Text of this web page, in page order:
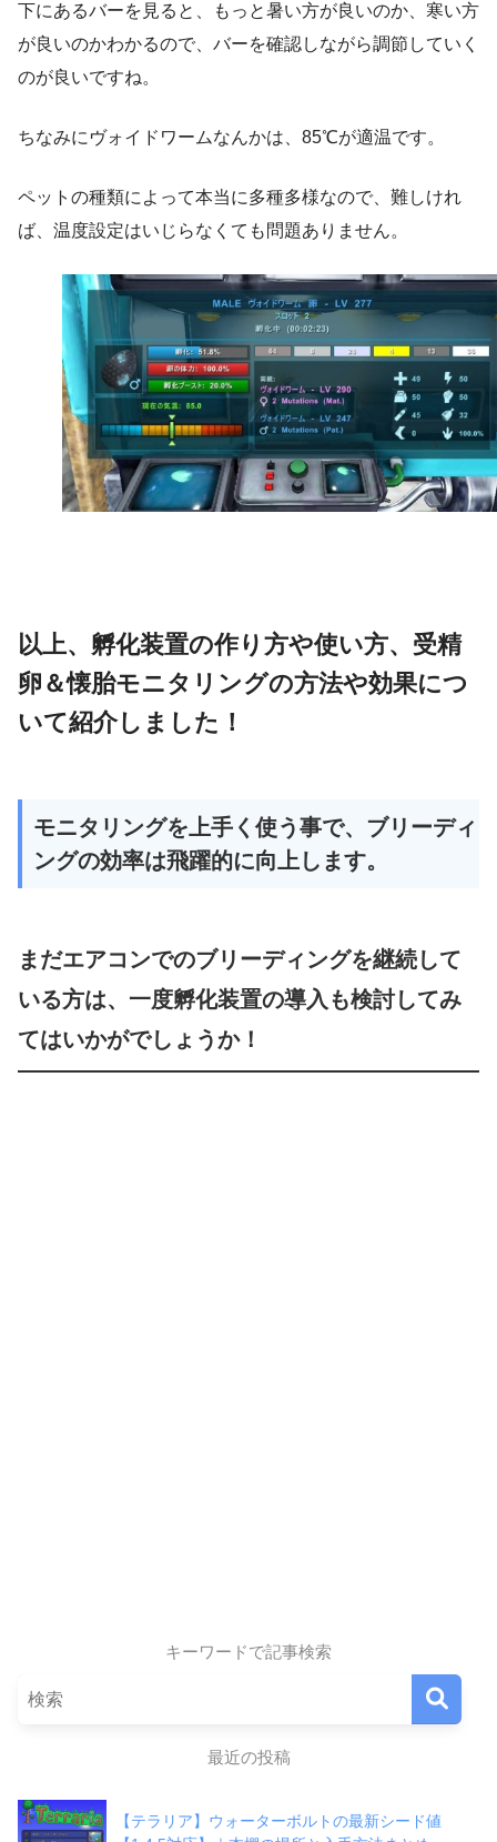
下にあるバーを見ると、もっと暑い方が良いのか、寒い方
が良いのかわかるので、バーを確認しながら調節していく
のが良いですね。
ちなみにヴォイドワームなんかは、85℃が適温です。
ペットの種類によって本当に多種多様なので、難しけれ
ば、温度設定はいじらなくても問題ありません。
以上、孵化装置の作り方や使い方、受精
卵＆懐胎モニタリングの方法や効果につ
いて紹介しました！
モニタリングを上手く使う事で、ブリーディ
ングの効率は飛躍的に向上します。
まだエアコンでのブリーディングを継続して
いる方は、一度孵化装置の導入も検討してみ
てはいかがでしょうか！
キーワードで記事検索
最近の投稿
【テラリア】ウォーターボルトの最新シード値